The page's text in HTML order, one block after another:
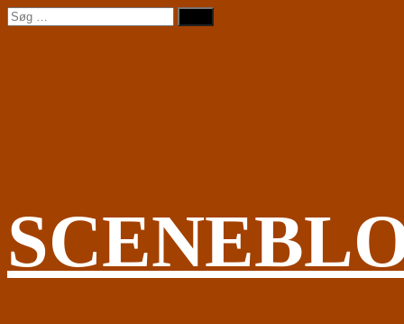
Videre
til
Søg
efter: